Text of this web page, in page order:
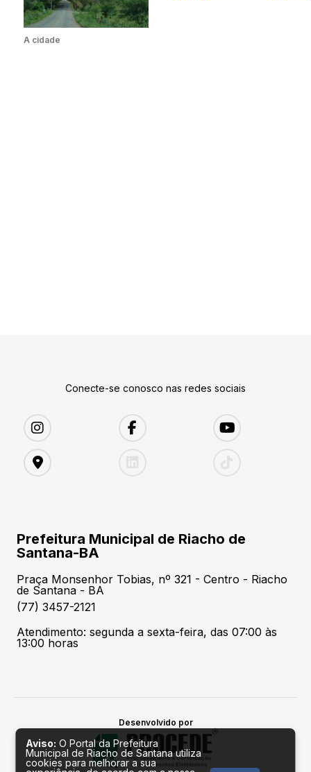
A cidade
Conecte-se conosco nas redes sociais
Prefeitura Municipal de Riacho de
Santana-BA
Praça Monsenhor Tobias, nº 321 - Centro - Riacho
de Santana - BA
(77) 3457-2121
Atendimento: segunda a sexta-feira, das 07:00 às
13:00 horas
Desenvolvido por
Aviso: O Portal da Prefeitura
Municipal de Riacho de Santana utiliza
cookies para melhorar a sua